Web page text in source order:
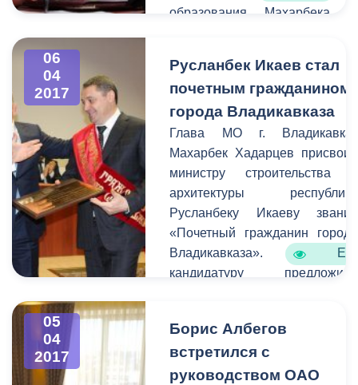
образования Махарбека
глава АМС г.
Владикавказа Борис
Албегов. Согласно
повестке дня заслушали
вопрос о внесении
изменений в бюджет
города.
06
04
2017
Русланбек Икаев стал
почетным гражданином
города Владикавказа
Глава МО г. Владикавказ
Махарбек Хадарцев присвоил
министру строительства и
архитектуры республики
Русланбеку Икаеву звание
«Почетный гражданин города
Владикавказа». Его
кандидатуру предложила
Собрания РФ Валентина
Матвиенко. Это произошло
после ее
05
04
2017
Борис Албегов
встретился с
руководством ОАО